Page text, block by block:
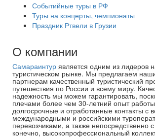
Событийные туры в РФ
Туры на концерты, чемпионаты
Праздник Ртвели в Грузии
О компании
Самараинтур является одним из лидеров
туристическом рынке. Мы предлагаем
партнерам качественный туристический
путешествия по России и всему миру.
надежность мы можем гарантировать,
плечами более чем 30-летний опыт
долгосрочные и отработанные контакты с
международными и российскими
перевозчиками, а также непосредственно
конечно, высокопрофессиональный